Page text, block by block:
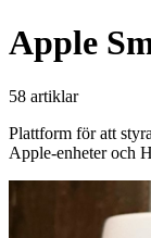
Apple
58 artiklar
Plattform för att
Apple-enheter och